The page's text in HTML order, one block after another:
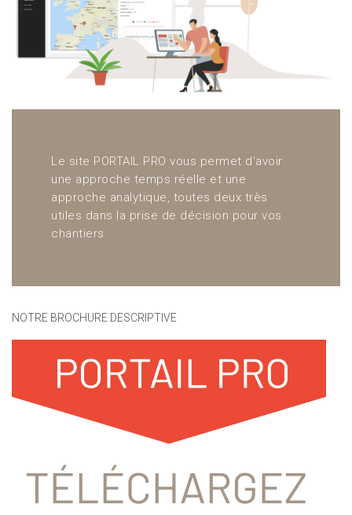
Le site PORTAIL PRO vous permet d'avoir
une approche temps réelle et une
approche analytique, toutes deux très
utiles dans la prise de décision pour vos
chantiers.
NOTRE BROCHURE DESCRIPTIVE